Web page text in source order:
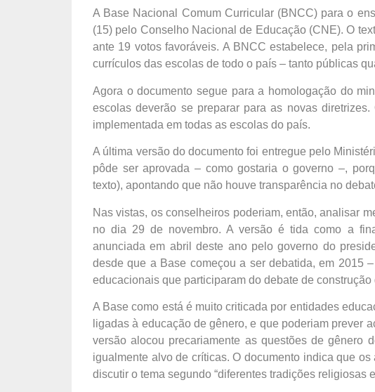
A Base Nacional Comum Curricular (BNCC) para o
(15) pelo Conselho Nacional de Educação (CNE). O
ante 19 votos favoráveis. A BNCC estabelece, pela
currículos das escolas de todo o país – tanto públicas
Agora o documento segue para a homologação do
escolas deverão se preparar para as novas
implementada em todas as escolas do país.
A última versão do documento foi entregue pelo
pôde ser aprovada – como gostaria o governo –,
texto), apontando que não houve transparência no
Nas vistas, os conselheiros poderiam, então, analisar
no dia 29 de novembro. A versão é tida como a
anunciada em abril deste ano pelo governo do
desde que a Base começou a ser debatida, em 2015
educacionais que participaram do debate de construção
A Base como está é muito criticada por entidades
ligadas à educação de gênero, e que poderiam prever
versão alocou precariamente as questões de gênero
igualmente alvo de críticas. O documento indica que
discutir o tema segundo “diferentes tradições religiosas